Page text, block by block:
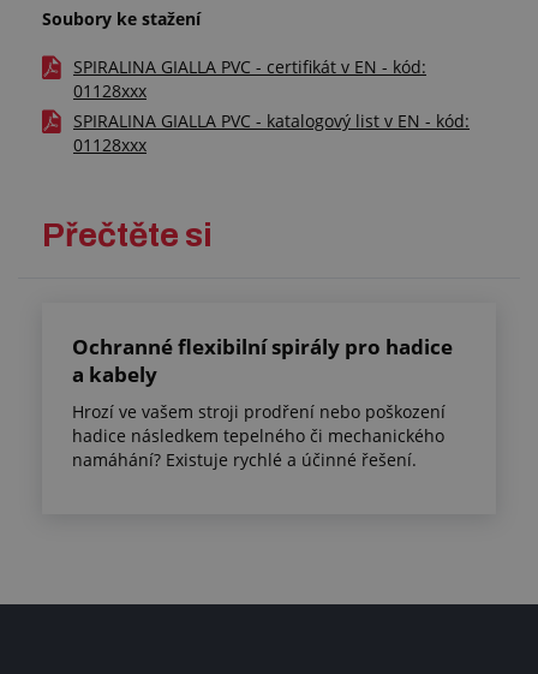
Soubory ke stažení
SPIRALINA GIALLA PVC - certifikát v EN - kód:
01128xxx
SPIRALINA GIALLA PVC - katalogový list v EN - kód:
01128xxx
Přečtěte si
Ochranné flexibilní spirály pro hadice
a kabely
Hrozí ve vašem stroji prodření nebo poškození
hadice následkem tepelného či mechanického
namáhání? Existuje rychlé a účinné řešení.